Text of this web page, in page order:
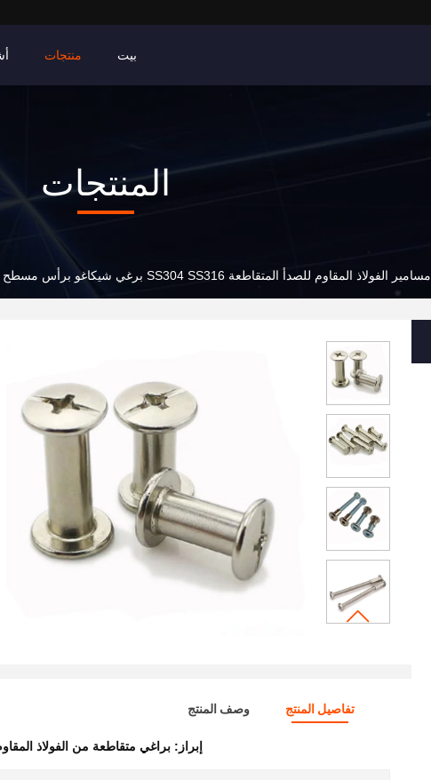
بيت منتجات
المنتجات
مسامير الفولاذ المقاوم للصدأ المتقاطعة SS304 SS316 برغي شيكاغو برأس مسطح
تفاصيل المنتج وصف المنتج
إبراز: براغي متقاطعة من الفولاذ